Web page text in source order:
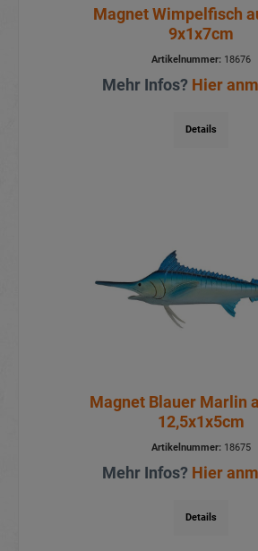
Magnet Wimpelfisch
9x1x7cm
Artikelnummer:18676
Mehr Infos? Hier
Details
Magnet Blauer Marlin
12,5x1x5cm
Artikelnummer:18675
Mehr Infos? Hier
Details